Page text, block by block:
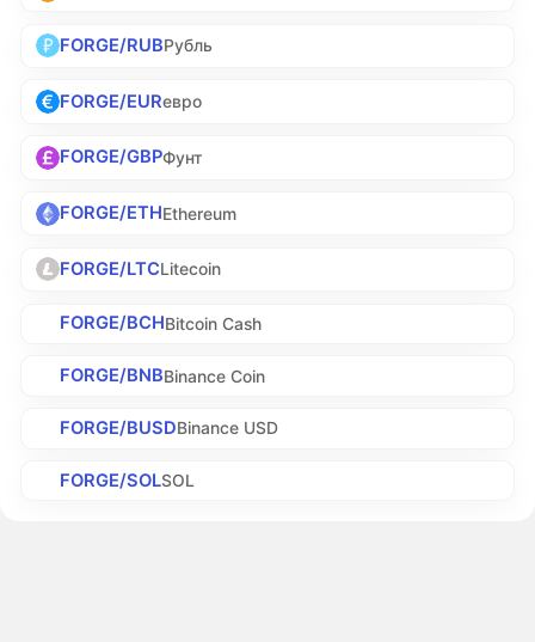
FORGE/RUBРубль
FORGE/EURевро
FORGE/GBPФунт
FORGE/ETHEthereum
FORGE/LTCLitecoin
FORGE/BCHBitcoin Cash
FORGE/BNBBinance Coin
FORGE/BUSDBinance USD
FORGE/SOLSOL